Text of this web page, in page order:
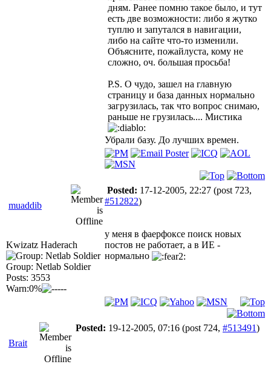
дням. Ранее помню такое было, и тут
есть две возможности: либо я жутко
туплю и запутался в навигации,
либо на сайте что-то изменили.
Объясните, пожайлуста, кому не
сложно, оч. большая просьба!
P.S. О чудо, зашел на главную
страницу и база данных нормально
загрузилась, так что вопрос снимаю,
раньше не грузилась.... Мистика
Убрали базу. До лучших времен.
muaddib
Posted: 17-12-2005, 22:27 (post 723,
#512822)
Kwizatz Haderach
Group: Netlab Soldier
Posts: 3553
Warn:0%
у меня в фаерфоксе поиск новых
постов не работает, а в ИЕ -
нормально
Brait
Posted: 19-12-2005, 07:16 (post 724, #513491)